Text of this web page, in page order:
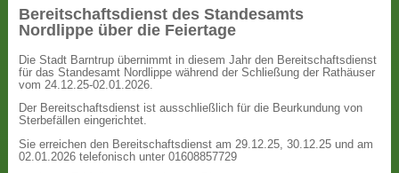
Bereitschaftsdienst des Standesamts
Nordlippe über die Feiertage
Die Stadt Barntrup übernimmt in diesem Jahr den Bereitschaftsdienst
für das Standesamt Nordlippe während der Schließung der Rathäuser
vom 24.12.25-02.01.2026.
Der Bereitschaftsdienst ist ausschließlich für die Beurkundung von
Sterbefällen eingerichtet.
Sie erreichen den Bereitschaftsdienst am 29.12.25, 30.12.25 und am
02.01.2026 telefonisch unter 01608857729